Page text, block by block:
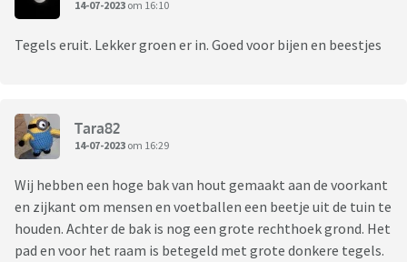
14-07-2023 om 16:10
Tegels eruit. Lekker groen er in. Goed voor bijen en beestjes
Tara82
14-07-2023 om 16:29
Wij hebben een hoge bak van hout gemaakt aan de voorkant
en zijkant om mensen en voetballen een beetje uit de tuin te
houden. Achter de bak is nog een grote rechthoek grond. Het
pad en voor het raam is betegeld met grote donkere tegels.